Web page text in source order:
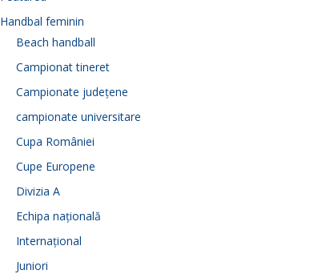
Handbal feminin
Beach handball
Campionat tineret
Campionate județene
campionate universitare
Cupa României
Cupe Europene
Divizia A
Echipa națională
Internațional
Juniori